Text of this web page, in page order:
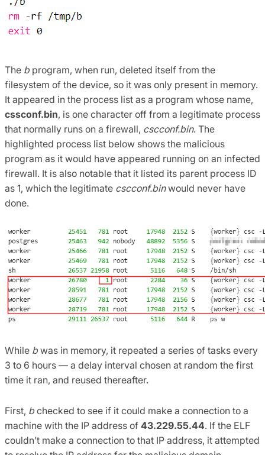
The b program, when run, deleted itself from the
filesystem of the device, so it was only present in memory.
It appeared in the process list as a program whose name,
cssconf.bin, is one character off from a legitimate process
that normally runs on a firewall, cscconf.bin. The
highlighted process list below shows the malicious
program as it would have appeared running on an infected
firewall. It is also notable that it listed its parent process ID
as 1, which the legitimate cscconf.binwould never have
done.
While b was in memory, it repeated a series of tasks every
3 to 6 hours — a delay interval chosen at random the first
time it ran, and reused thereafter.
First, b checked to see if it could make a connection to a
machine with the IP address of 43.229.55.44. If the ELF
couldn’t make a connection to that IP address, it attempted